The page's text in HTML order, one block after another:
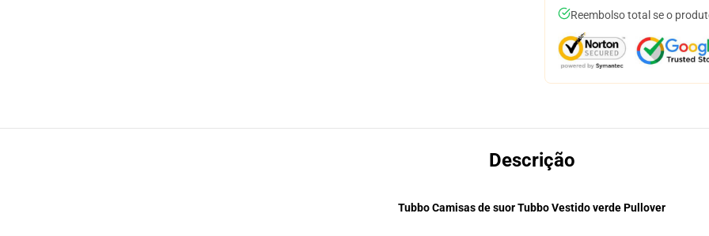
Reembolso total se o
Descrição
Tubbo Camisas de suor Tubbo Vestido verde Pullover